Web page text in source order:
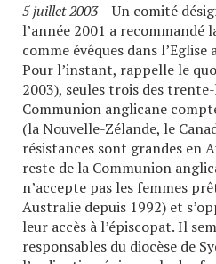
5 juillet 2003– Un comité
l’année 2001 a recommandé
comme évêques dans l’Eglise
Pour l’instant, rappelle le
2003), seules trois des
Communion anglicane
(la Nouvelle-Zélande, le
résistances sont grandes en
reste de la Communion
n’accepte pas les femmes
Australie depuis 1992) et
leur accès à l’épiscopat. Il
responsables du diocèse de